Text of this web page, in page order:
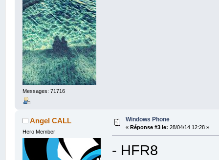
Messages: 71716
Angel CALL
Hero Member
Windows Phone
« Réponse #3 le: 28/04/14 12:28 »
- HFR8